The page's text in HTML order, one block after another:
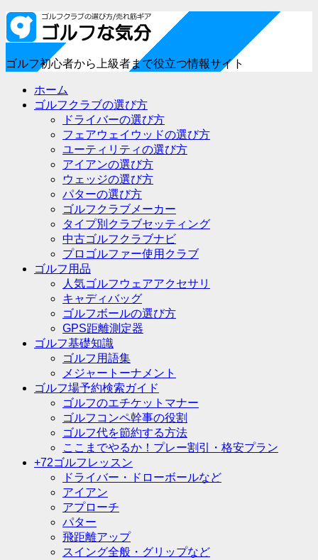
ゴルフ初心者から上級者まで役立つ情報サイト
ホーム
ゴルフクラブの選び方
ドライバーの選び方
フェアウェイウッドの選び方
ユーティリティの選び方
アイアンの選び方
ウェッジの選び方
パターの選び方
ゴルフクラブメーカー
タイプ別クラブセッティング
中古ゴルフクラブナビ
プロゴルファー使用クラブ
ゴルフ用品
人気ゴルフウェアアクセサリ
キャディバッグ
ゴルフボールの選び方
GPS距離測定器
ゴルフ基礎知識
ゴルフ用語集
メジャートーナメント
ゴルフ場予約検索ガイド
ゴルフのエチケットマナー
ゴルフコンペ幹事の役割
ゴルフ代を節約する方法
ここまでやるか！プレー割引・格安プラン
+72ゴルフレッスン
ドライバー・ドローボールなど
アイアン
アプローチ
パター
飛距離アップ
スイング全般・グリップなど